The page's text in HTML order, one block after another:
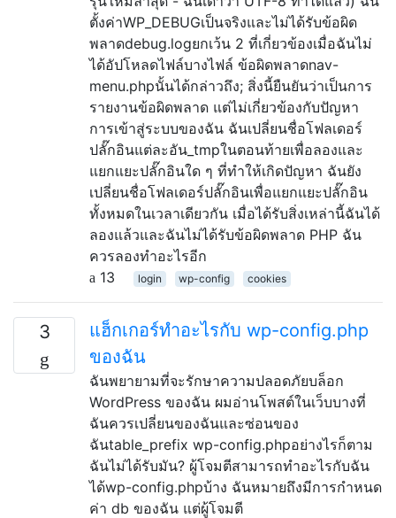
ตั้งค่าWP_DEBUGเป็นจริงและไม่ได้รับข้อผิด
พลาดdebug.logยกเว้น 2 ที่เกี่ยวข้องเมื่อฉันไม่
ได้อัปโหลดไฟล์บางไฟล์ ข้อผิดพลาดnav-
menu.phpนั้นได้กล่าวถึง; สิ่งนี้ยืนยันว่าเป็นการ
รายงานข้อผิดพลาด แต่ไม่เกี่ยวข้องกับปัญหา
การเข้าสู่ระบบของฉัน ฉันเปลี่ยนชื่อโฟลเดอร์
ปลั๊กอินแต่ละอัน_tmpในตอนท้ายเพื่อลองและ
แยกแยะปลั๊กอินใด ๆ ที่ทำให้เกิดปัญหา ฉันยัง
เปลี่ยนชื่อโฟลเดอร์ปลั๊กอินเพื่อแยกแยะปลั๊กอิน
ทั้งหมดในเวลาเดียวกัน เมื่อได้รับสิ่งเหล่านี้ฉันได้
ลองแล้วและฉันไม่ได้รับข้อผิดพลาด PHP ฉัน
ควรลองทำอะไรอีก
13
login wp-config cookies
3
แฮ็กเกอร์ทำอะไรกับ wp-config.php
ของฉัน
ฉันพยายามที่จะรักษาความปลอดภัยบล็อก
WordPress ของฉัน ผมอ่านโพสต์ในเว็บบางที่
ฉันควรเปลี่ยนของฉันและซ่อนของ
ฉันtable_prefix wp-config.phpอย่างไรก็ตาม
ฉันไม่ได้รับมัน? ผู้โจมตีสามารถทำอะไรกับฉัน
ได้wp-config.phpบ้าง ฉันหมายถึงมีการกำหนด
ค่า db ของฉัน แต่ผู้โจมตี